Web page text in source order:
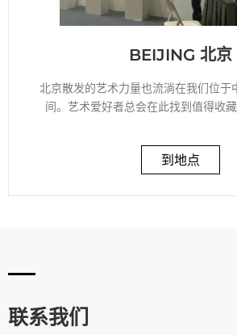
BEIJING 北京
北京散发的艺术力量也流淌在我们位于
间。艺术爱好者总会在此找到值得收藏
到地点
联系我们